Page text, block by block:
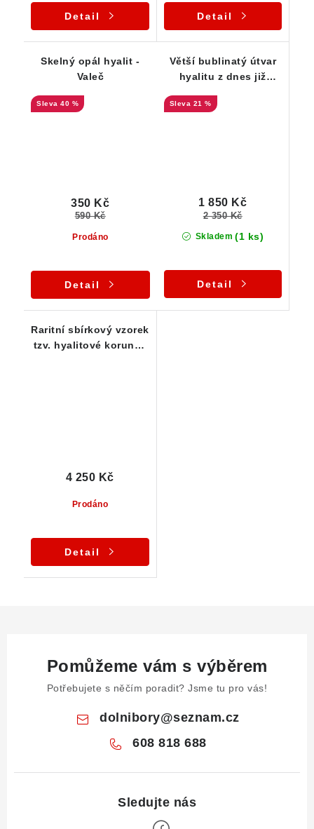
Detail Detail
Skelný opál hyalit -
Valeč
40 %
Prodáno
350 Kč
590 Kč
Detail
Větší bublinatý útvar
hyalitu z dnes již
Valeč
21 %
Skladem (1 ks)
1 850 Kč
2 350 Kč
Detail
Raritní sbírkový vzorek
tzv. hyalitové korunky
Prodáno
4 250 Kč
Detail
Pomůžeme vám s výběrem
Potřebujete s něčím poradit? Jsme tu pro vás!
dolnibory@seznam.cz
608 818 688